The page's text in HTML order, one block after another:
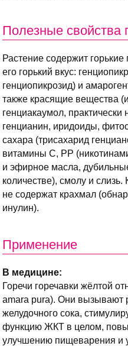
Полезные свойства
Растение содержит
его горький вкус:
генциопикрозид) и
также красящие вещества
генциакаумол, практически
генцианин, иридоиды,
сахара (трисахарид
витамины С, РР
и эфирное масла,
количестве), смолу и слизь.
не содержат крахмал
инулин).
Применение
В медицине:
Горечи горечавки жёлтой
amara pura). Они вызывают
желудочного сока,
функцию ЖКТ в целом,
улучшению пищеварения и